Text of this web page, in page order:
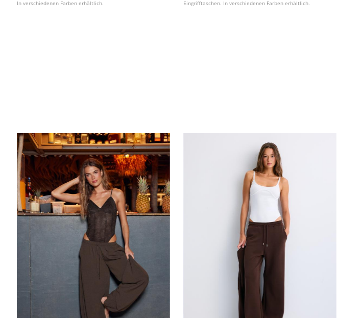
In verschiedenen Farben erhältlich.
Eingrifftaschen. In verschiedenen Farben erhältlich.